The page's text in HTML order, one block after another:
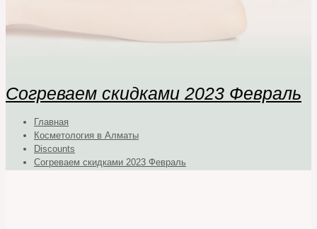
Согреваем скидками 2023 Февраль
Главная
Косметология в Алматы
Discounts
Согреваем скидками 2023 Февраль